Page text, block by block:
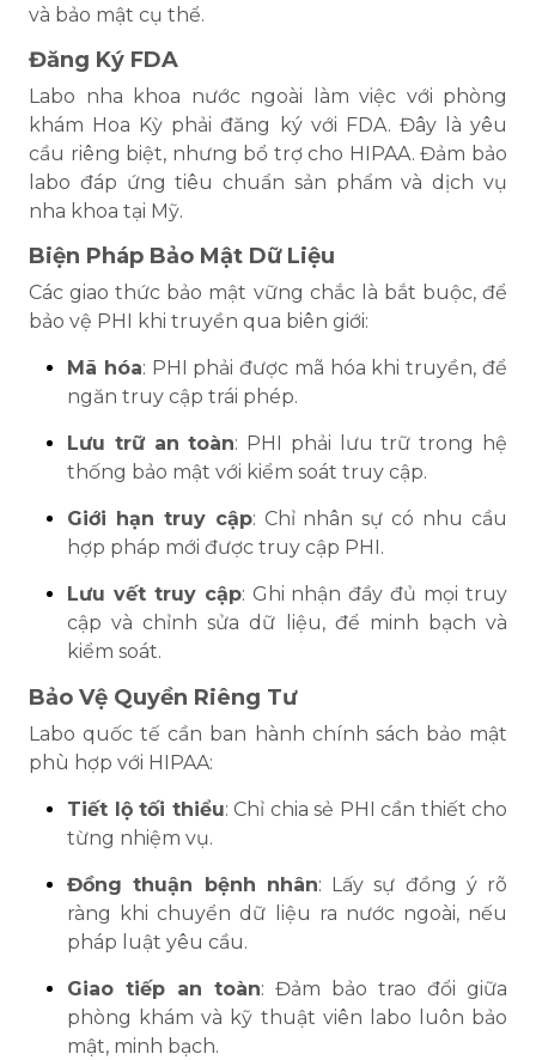
và bảo mật cụ thể.
Đăng Ký FDA
Labo nha khoa nước ngoài làm việc với phòng
khám Hoa Kỳ phải đăng ký với FDA. Đây là yêu
cầu riêng biệt, nhưng bổ trợ cho HIPAA. Đảm bảo
labo đáp ứng tiêu chuẩn sản phẩm và dịch vụ
nha khoa tại Mỹ.
Biện Pháp Bảo Mật Dữ Liệu
Các giao thức bảo mật vững chắc là bắt buộc, để
bảo vệ PHI khi truyền qua biên giới:
Mã hóa: PHI phải được mã hóa khi truyền, để
ngăn truy cập trái phép.
Lưu trữ an toàn: PHI phải lưu trữ trong hệ
thống bảo mật với kiểm soát truy cập.
Giới hạn truy cập: Chỉ nhân sự có nhu cầu
hợp pháp mới được truy cập PHI.
Lưu vết truy cập: Ghi nhận đầy đủ mọi truy
cập và chỉnh sửa dữ liệu, để minh bạch và
kiểm soát.
Bảo Vệ Quyền Riêng Tư
Labo quốc tế cần ban hành chính sách bảo mật
phù hợp với HIPAA:
Tiết lộ tối thiểu: Chỉ chia sẻ PHI cần thiết cho
từng nhiệm vụ.
Đồng thuận bệnh nhân: Lấy sự đồng ý rõ
ràng khi chuyển dữ liệu ra nước ngoài, nếu
pháp luật yêu cầu.
Giao tiếp an toàn: Đảm bảo trao đổi giữa
phòng khám và kỹ thuật viên labo luôn bảo
mật, minh bạch.